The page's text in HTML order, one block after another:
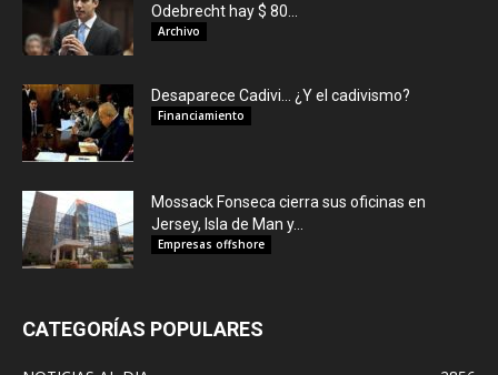
Odebrecht hay $ 80...
Archivo
Desaparece Cadivi… ¿Y el cadivismo?
Financiamiento
Mossack Fonseca cierra sus oficinas en
Jersey, Isla de Man y...
Empresas offshore
CATEGORÍAS POPULARES